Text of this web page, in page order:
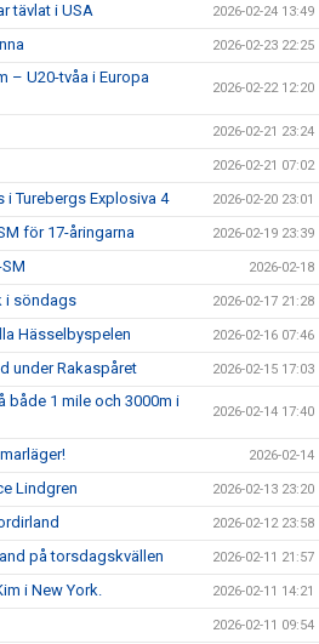
tävlat i USA 2026-02-24 13:49
2026-02-23 22:25
– U20-tvåa i Europa
2026-02-22 12:20
2026-02-21 23:24
2026-02-21 07:02
i Turebergs Explosiva 4 2026-02-20 23:01
för 17-åringarna 2026-02-19 23:39
2026-02-18
i söndags 2026-02-17 21:28
Hässelbyspelen 2026-02-16 07:46
under Rakaspåret 2026-02-15 17:03
både 1 mile och 3000m i
2026-02-14 17:40
2026-02-14
Lindgren 2026-02-13 23:20
2026-02-12 23:58
på torsdagskvällen 2026-02-11 21:57
i New York. 2026-02-11 14:21
2026-02-11 09:54